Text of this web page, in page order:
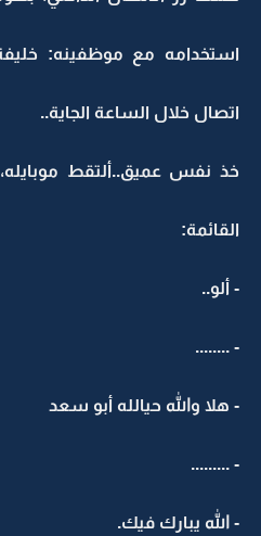
استخدامه مع موظفينه:
اتصال خلال الساعة الجاية..
خذ نفس عميق..ألتقط
القائمة:
- ألو..
- ........
- هلا والله حيالله أبو سعد
- .........
- الله يبارك فيك.